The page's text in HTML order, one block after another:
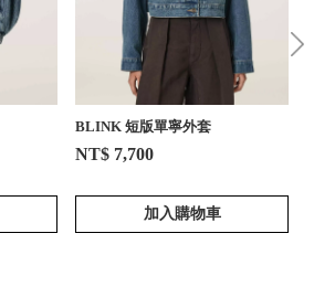
BLINK 短版單寧外套
NT$ 7,700
加入購物車